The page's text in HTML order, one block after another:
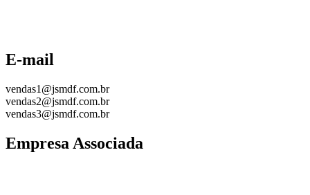
E-mail
vendas1@jsmdf.com.br
vendas2@jsmdf.com.br
vendas3@jsmdf.com.br
Empresa Associada